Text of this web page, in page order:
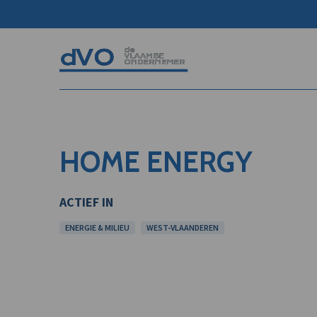
HOME ENERGY
ACTIEF IN
ENERGIE & MILIEU WEST-VLAANDEREN